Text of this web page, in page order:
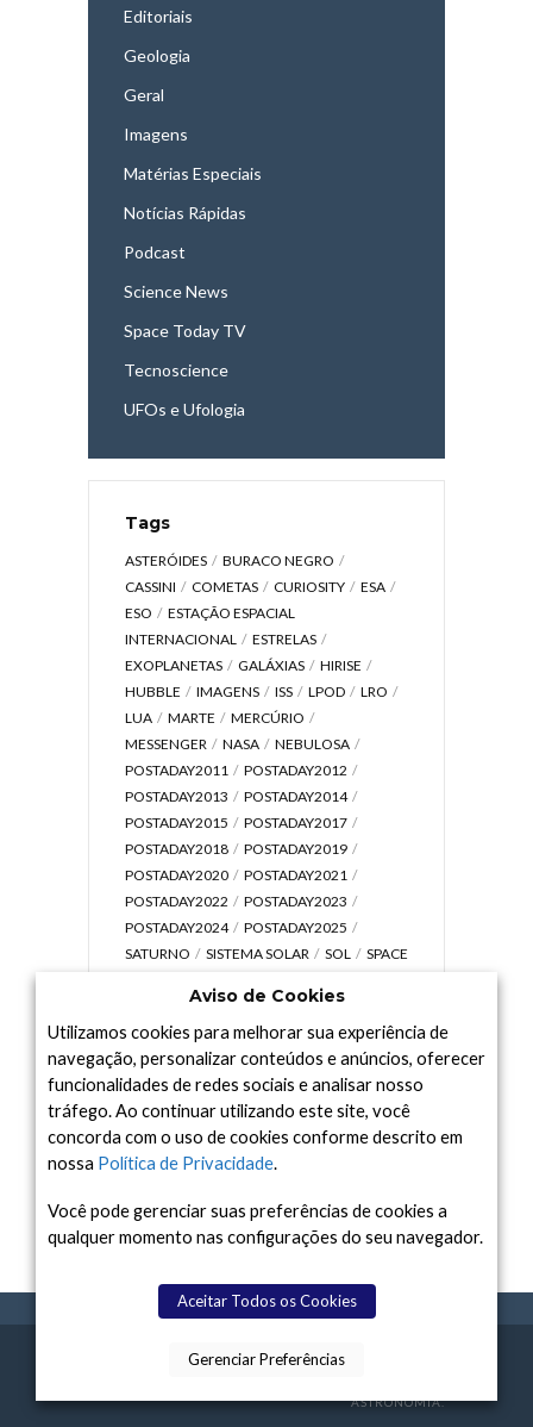
Editoriais
Geologia
Geral
Imagens
Matérias Especiais
Notícias Rápidas
Podcast
Science News
Space Today TV
Tecnoscience
UFOs e Ufologia
Tags
ASTERÓIDES
BURACO NEGRO
CASSINI
COMETAS CURIOSITY
ESA
ESO
ESTAÇÃO ESPACIAL
INTERNACIONAL
ESTRELAS
EXOPLANETAS
GALÁXIAS
HIRISE
HUBBLE
IMAGENS ISS LPOD
LRO
LUA
MARTE
MERCÚRIO
MESSENGER
NASA
NEBULOSA
POSTADAY2011
POSTADAY2012
POSTADAY2013
POSTADAY2014
POSTADAY2015
POSTADAY2017
POSTADAY2018
POSTADAY2019
POSTADAY2020
POSTADAY2021
POSTADAY2022
POSTADAY2023
POSTADAY2024
POSTADAY2025
SATURNO
SISTEMA SOLAR SOL
SPACE
UNIVERSO
VÍDEO
Arquivo
Arquivo
TERMOS CONTATO SPACE TODAY
ASTRONOMIA.
Aviso de Cookies
Utilizamos cookies para melhorar sua experiência de
navegação, personalizar conteúdos e anúncios, oferecer
funcionalidades de redes sociais e analisar nosso
tráfego. Ao continuar utilizando este site, você
concorda com o uso de cookies conforme descrito em
nossa Política de Privacidade.
Você pode gerenciar suas preferências de cookies a
qualquer momento nas configurações do seu navegador.
Aceitar Todos os Cookies
Gerenciar Preferências